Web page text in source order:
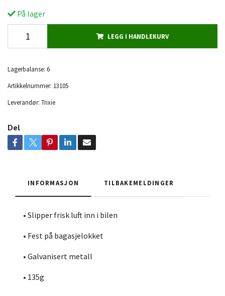
På lager
LEGG I HANDLEKURV
Lagerbalanse: 6
Artikkelnummer: 13105
Leverandør: Trixie
Del
INFORMASJON TILBAKEMELDINGER
• Slipper frisk luft inn i bilen
• Fest på bagasjelokket
• Galvanisert metall
• 135g